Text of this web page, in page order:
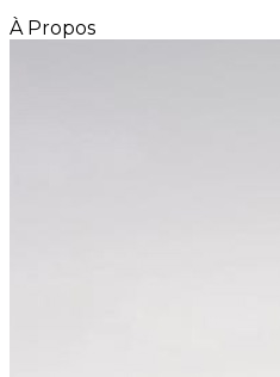
À Propos